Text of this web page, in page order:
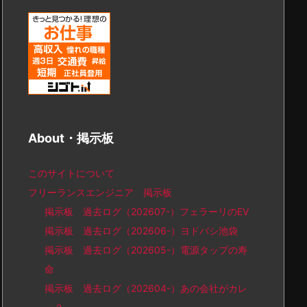
About・掲示板
このサイトについて
フリーランスエンジニア 掲示板
掲示板 過去ログ（202607-）フェラーリのEV
掲示板 過去ログ（202606-）ヨドバシ池袋
掲示板 過去ログ（202605-）電源タップの寿
命
掲示板 過去ログ（202604-）あの会社がカレ